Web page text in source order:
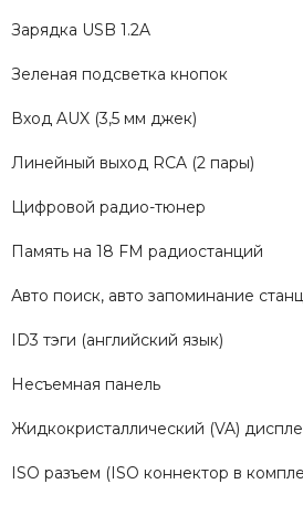
Зарядка USB 1.2A
Зеленая подсветка кнопок
Вход AUX (3,5 мм джек)
Линейный выход RCA (2 пары)
Цифровой радио-тюнер
Память на 18 FM радиостанций
Авто поиск, авто запоминание
ID3 тэги (английский язык)
Несъемная панель
Жидкокристаллический (VA)
ISO разъем (ISO коннектор в